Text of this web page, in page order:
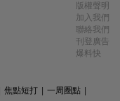
版權聲明
加入我們
聯絡我們
刊登廣告
爆料快
焦點短打 一周圈點